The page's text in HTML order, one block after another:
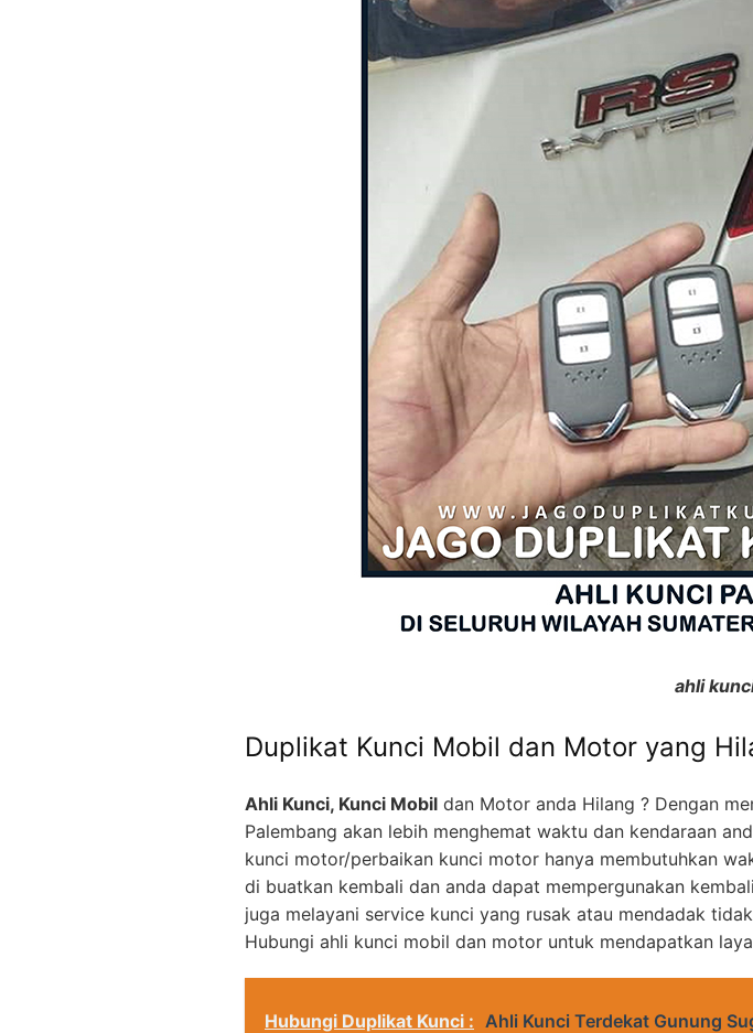
ahli
Duplikat Kunci Mobil dan Motor yang
Ahli Kunci, Kunci Mobil dan Motor anda Hilang ? Dengan
Palembang akan lebih menghemat waktu dan kendaraan
kunci motor/perbaikan kunci motor hanya membutuhkan
di buatkan kembali dan anda dapat mempergunakan
juga melayani service kunci yang rusak atau mendadak
Hubungi ahli kunci mobil dan motor untuk mendapatkan
Hubungi Duplikat Kunci : Ahli Kunci Terdekat Gunung